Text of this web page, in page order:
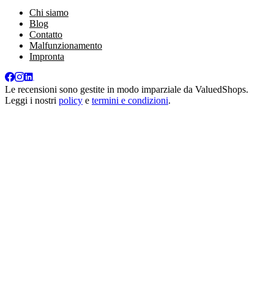
Chi siamo
Blog
Contatto
Malfunzionamento
Impronta
Le recensioni sono gestite in modo imparziale da ValuedShops.
Leggi i nostri policy e termini e condizioni.